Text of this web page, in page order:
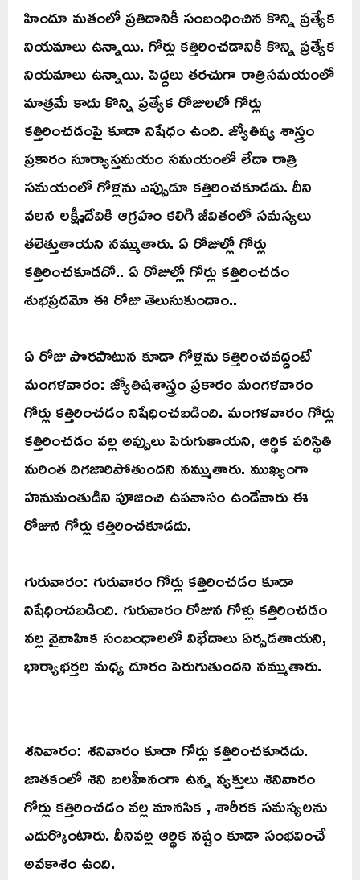
హిందూ మతంలో ప్రతిదానికీ సంబంధించిన కొన్ని ప్రత్యేక
నియమాలు ఉన్నాయి. గోర్లు కత్తిరించడానికి కొన్ని ప్రత్యేక
నియమాలు ఉన్నాయి. పెద్దలు తరచుగా రాత్రిసమయంలో
మాత్రమే కాదు కొన్ని ప్రత్యేక రోజులలో గోర్లు
కత్తిరించడంపై కూడా నిషేధం ఉంది. జ్యోతిష్య శాస్త్రం
ప్రకారం సూర్యాస్తమయం సమయంలో లేదా రాత్రి
సమయంలో గోళ్లను ఎప్పుడూ కత్తిరించకూడదు. దీని
వలన లక్ష్మీదేవికి ఆగ్రహం కలిగి జీవితంలో సమస్యలు
తలెత్తుతాయని నమ్ముతారు. ఏ రోజుల్లో గోర్లు
కత్తిరించకూడదో.. ఏ రోజుల్లో గోర్లు కత్తిరించడం
శుభప్రదమో ఈ రోజు తెలుసుకుందాం..
ఏ రోజు పొరపాటున కూడా గోళ్లను కత్తిరించవద్దంటే
మంగళవారం: జ్యోతిషశాస్త్రం ప్రకారం మంగళవారం
గోర్లు కత్తిరించడం నిషేధించబడింది. మంగళవారం గోర్లు
కత్తిరించడం వల్ల అప్పులు పెరుగుతాయని, ఆర్థిక పరిస్థితి
మరింత దిగజారిపోతుందని నమ్ముతారు. ముఖ్యంగా
హనుమంతుడిని పూజించి ఉపవాసం ఉండేవారు ఈ
రోజున గోర్లు కత్తిరించకూడదు.
గురువారం: గురువారం గోర్లు కత్తిరించడం కూడా
నిషేధించబడింది. గురువారం రోజున గోళ్లు కత్తిరించడం
వల్ల వైవాహిక సంబంధాలలో విభేదాలు ఏర్పడతాయని,
భార్యాభర్తల మధ్య దూరం పెరుగుతుందని నమ్ముతారు.
శనివారం: శనివారం కూడా గోర్లు కత్తిరించకూడదు.
జాతకంలో శని బలహీనంగా ఉన్న వ్యక్తులు శనివారం
గోర్లు కత్తిరించడం వల్ల మానసిక , శారీరక సమస్యలను
ఎదుర్కొంటారు. దీనివల్ల ఆర్థిక నష్టం కూడా సంభవించే
అవకాశం ఉంది.